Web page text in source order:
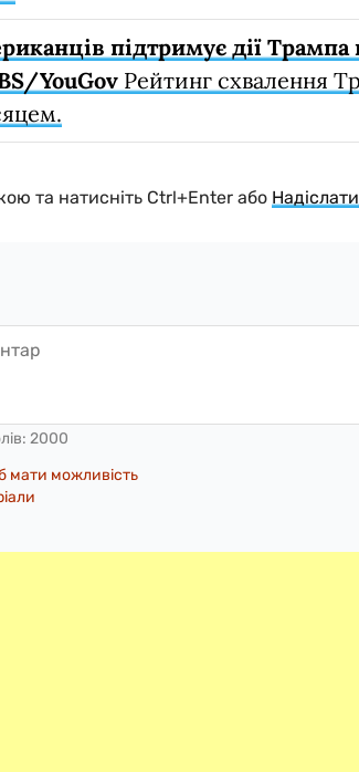
підтримує дії
YouGov Рейтинг схвалення
та натисніть Ctrl+Enter або
2000
мати можливість